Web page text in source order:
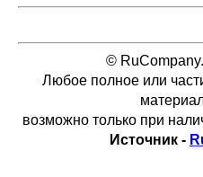
©
Любое полное или
возможно только при
Источник -